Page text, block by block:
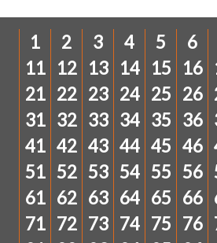
1 2 3 4 5 6
11
12 13 14 15 16
21 22 23 24 25 26
31 32 33 34 35 36
41 42 43 44 45 46
51 52 53 54 55 56
61 62 63 64 65 66
71 72 73 74 75 76